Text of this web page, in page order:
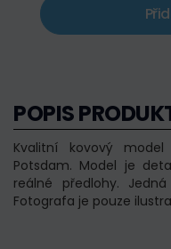
POPIS
Kvalitní kovový
Potsdam. Model je
reálné předlohy.
Fotografa je pouze